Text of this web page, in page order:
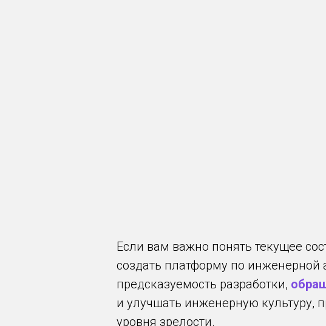
Если вам важно понять текущее
создать платформу по инженерной
предсказуемость разработки,
и улучшать инженерную культуру,
уровня зрелости.